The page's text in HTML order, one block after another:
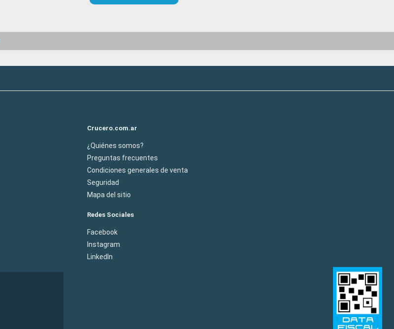
Crucero.com.ar
¿Quiénes somos?
Preguntas frecuentes
Condiciones generales de venta
Seguridad
Mapa del sitio
Redes Sociales
Facebook
Instagram
LinkedIn